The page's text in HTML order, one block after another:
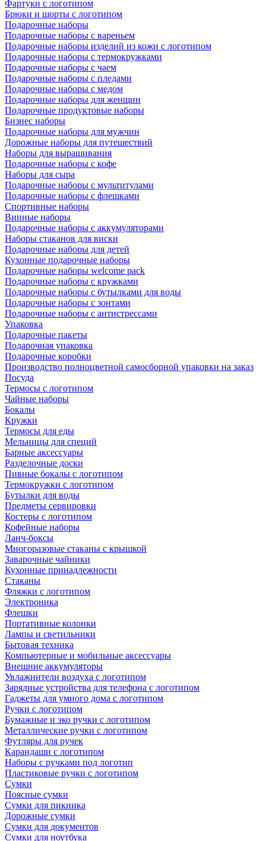
Фартуки с логотипом
Брюки и шорты с логотипом
Подарочные наборы
Подарочные наборы с вареньем
Подарочные наборы изделий из кожи с логотипом
Подарочные наборы с термокружками
Подарочные наборы с чаем
Подарочные наборы с пледами
Подарочные наборы с медом
Подарочные наборы для женщин
Подарочные продуктовые наборы
Бизнес наборы
Подарочные наборы для мужчин
Дорожные наборы для путешествий
Наборы для выращивания
Подарочные наборы с кофе
Наборы для сыра
Подарочные наборы с мультитулами
Подарочные наборы с флешками
Спортивные наборы
Винные наборы
Подарочные наборы с аккумуляторами
Наборы стаканов для виски
Подарочные наборы для детей
Кухонные подарочные наборы
Подарочные наборы welcome pack
Подарочные наборы с кружками
Подарочные наборы с бутылками для воды
Подарочные наборы с зонтами
Подарочные наборы с антистрессами
Упаковка
Подарочные пакеты
Подарочная упаковка
Подарочные коробки
Производство полноцветной самосборной упаковки на заказ
Посуда
Термосы с логотипом
Чайные наборы
Бокалы
Кружки
Термосы для еды
Мельницы для специй
Барные аксессуары
Разделочные доски
Пивные бокалы с логотипом
Термокружки с логотипом
Бутылки для воды
Предметы сервировки
Костеры с логотипом
Кофейные наборы
Ланч-боксы
Многоразовые стаканы с крышкой
Заварочные чайники
Кухонные принадлежности
Стаканы
Фляжки с логотипом
Электроника
Флешки
Портативные колонки
Лампы и светильники
Бытовая техника
Компьютерные и мобильные аксессуары
Внешние аккумуляторы
Увлажнители воздуха с логотипом
Зарядные устройства для телефона с логотипом
Гаджеты для умного дома с логотипом
Ручки с логотипом
Бумажные и эко ручки с логотипом
Металлические ручки с логотипом
Футляры для ручек
Карандаши с логотипом
Наборы с ручками под логотип
Пластиковые ручки с логотипом
Сумки
Поясные сумки
Сумки для пикника
Дорожные сумки
Сумки для документов
Сумки для ноутбука